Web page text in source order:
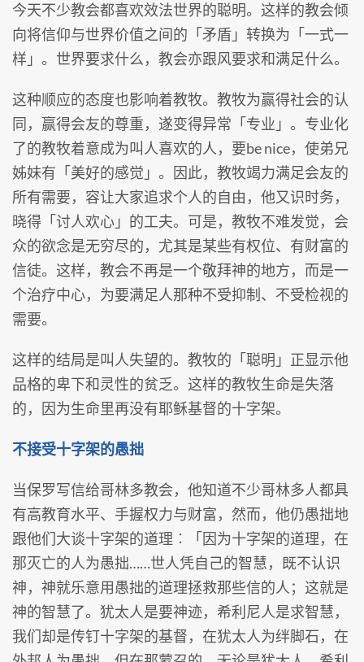
今天不少教会都喜欢效法世界的聪明。这样的教会倾
向将信仰与世界价值之间的「矛盾」转换为「一式一
样」。世界要求什么，教会亦跟风要求和满足什么。
这种顺应的态度也影响着教牧。教牧为赢得社会的认
同，赢得会友的尊重，遂变得异常「专业」。专业化
了的教牧着意成为叫人喜欢的人，要be nice，使弟兄
姊妹有「美好的感觉」。因此，教牧竭力满足会友的
所有需要，容让大家追求个人的自由，他又识时务，
晓得「讨人欢心」的工夫。可是，教牧不难发觉，会
众的欲念是无穷尽的，尤其是某些有权位、有财富的
信徒。这样，教会不再是一个敬拜神的地方，而是一
个治疗中心，为要满足人那种不受抑制、不受检视的
需要。
这样的结局是叫人失望的。教牧的「聪明」正显示他
品格的卑下和灵性的贫乏。这样的教牧生命是失落
的，因为生命里再没有耶稣基督的十字架。
不接受十字架的愚拙
当保罗写信给哥林多教会，他知道不少哥林多人都具
有高教育水平、手握权力与财富，然而，他仍愚拙地
跟他们大谈十字架的道理︰「因为十字架的道理，在
那灭亡的人为愚拙……世人凭自己的智慧，既不认识
神，神就乐意用愚拙的道理拯救那些信的人；这就是
神的智慧了。犹太人是要神迹，希利尼人是求智慧，
我们却是传钉十字架的基督，在犹太人为绊脚石，在